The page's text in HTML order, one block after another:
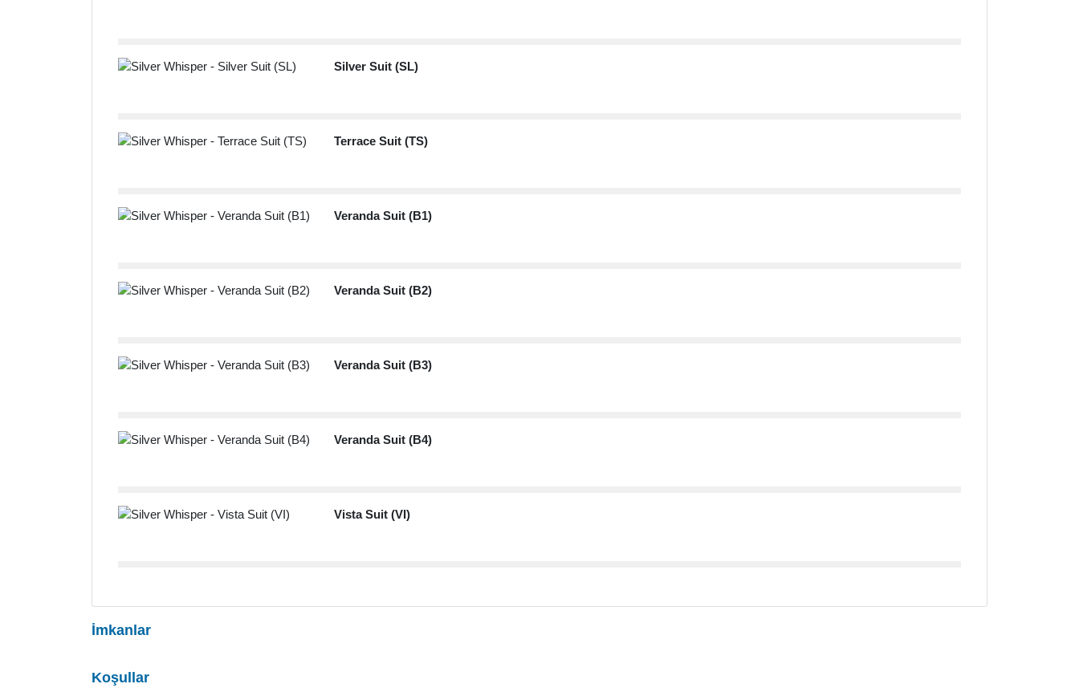
Silver Suit (SL)
Terrace Suit (TS)
Veranda Suit (B1)
Veranda Suit (B2)
Veranda Suit (B3)
Veranda Suit (B4)
Vista Suit (VI)
İmkanlar
Koşullar